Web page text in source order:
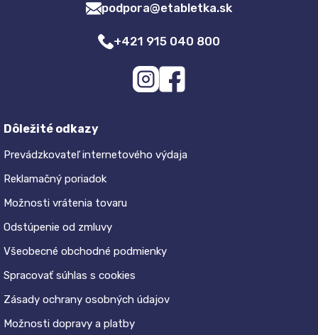
podpora@etabletka.sk
+421 915 040 800
Dôležité odkazy
Prevádzkovateľ internetového výdaja
Reklamačný poriadok
Možnosti vrátenia tovaru
Odstúpenie od zmluvy
Všeobecné obchodné podmienky
Spracovať súhlas s cookies
Zásady ochrany osobných údajov
Možnosti dopravy a platby